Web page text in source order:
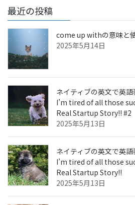
最近の投稿
come up withの意味と
2025年5月14日
ネイティブの英文で英
I’m tired of all those
Real Startup Story!! #2
2025年5月13日
ネイティブの英文で英
I’m tired of all those
Real Startup Story!!
2025年5月13日